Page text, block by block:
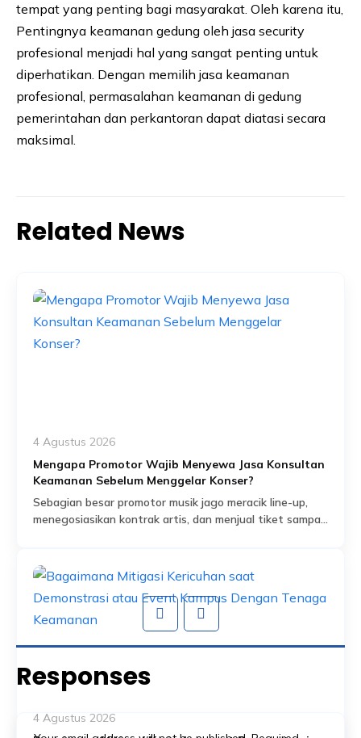
tempat yang penting bagi masyarakat. Oleh karena itu,
Pentingnya keamanan gedung oleh jasa security
profesional menjadi hal yang sangat penting untuk
diperhatikan. Dengan memilih jasa keamanan
profesional, permasalahan keamanan di gedung
pemerintahan dan perkantoran dapat diatasi secara
maksimal.
Related News
4 Agustus 2026
Mengapa Promotor Wajib Menyewa Jasa Konsultan
Keamanan Sebelum Menggelar Konser?
Sebagian besar promotor musik jago meracik line-up,
menegosiasikan kontrak artis, dan menjual tiket sampai
formalitas administratif, padahal sebenarnya jadi salah
satu fondasi paling krusial: proses perizinan keramaian
dan perencanaan keamanan yang menyertainya.
Banyak promotor baru mengurus aspek keamanan
4 Agustus 2026
Responses